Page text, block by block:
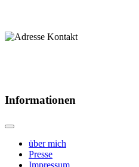
Informationen
über mich
Presse
Impressum